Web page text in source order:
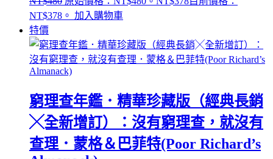
NT$378。 加入購物車
特價
窮理查年鑑．精華珍藏版（經典長銷
╳全新增訂）：沒有窮理查，就沒有
查理．蒙格＆巴菲特(Poor Richard’s